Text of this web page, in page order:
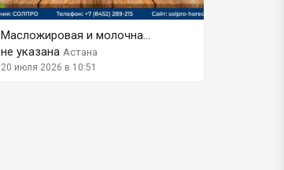
Масложировая и молочна...
не указана Астана
20 июля 2026 в 10:51